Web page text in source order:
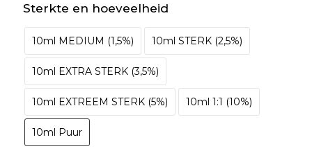
Sterkte en hoeveelheid
10ml MEDIUM (1,5%) 10ml STERK (2,5%)
10ml EXTRA STERK (3,5%)
10ml EXTREEM STERK (5%) 10ml 1:1 (10%)
10ml Puur